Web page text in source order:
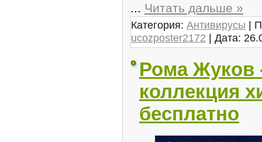
... Читать дальше »
Категория: Антивирусы |
ucozposter2172 | Дата:
Рома Жуков
коллекция
бесплатно